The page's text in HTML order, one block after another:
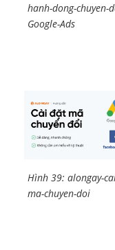
hanh-dong-chuyen-
Google-Ads
Hình 39: alongay-
ma-chuyen-doi